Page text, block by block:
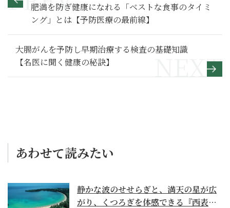
肥満を防ぎ健康になれる「ベストな食事のタイミ
ング」とは【予防医療の最前線】
大腸がんを予防し早期治療する検査の基礎知識
【名医に聞く健康の秘訣】
あわせて読みたい
静かな波のせせらぎと、満天の星が広
がり、くつろぎを体感できる『西表島